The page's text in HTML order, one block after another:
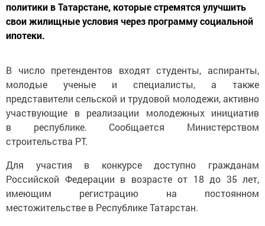
политики в Татарстане, которые стремятся улучшить
свои жилищные условия через программу социальной
ипотеки.
В число претендентов входят студенты, аспиранты,
молодые ученые и специалисты, а также
представители сельской и трудовой молодежи, активно
участвующие в реализации молодежных инициатив
в республике. Сообщается Министерством
строительства РТ.
Для участия в конкурсе доступно гражданам
Российской Федерации в возрасте от 18 до 35 лет,
имеющим регистрацию на постоянном
местожительстве в Республике Татарстан.